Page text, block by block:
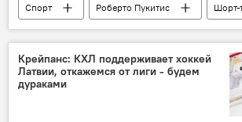
Спорт Роберто Пукитис
Шорт-
Латвия
Крейпанс: КХЛ поддерживает хоккей
Латвии, откажемся от лиги - будем
дураками